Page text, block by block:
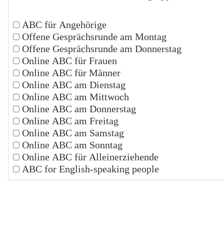
ABC für Angehörige
Offene Gesprächsrunde am Montag
Offene Gesprächsrunde am Donnerstag
Online ABC für Frauen
Online ABC für Männer
Online ABC am Dienstag
Online ABC am Mittwoch
Online ABC am Donnerstag
Online ABC am Freitag
Online ABC am Samstag
Online ABC am Sonntag
Online ABC für Alleinerziehende
ABC for English-speaking people